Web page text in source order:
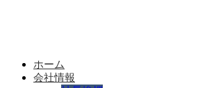
ホーム
会社情報